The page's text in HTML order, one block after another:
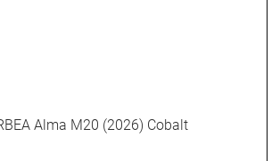
Alma M20 (2026) Cobalt